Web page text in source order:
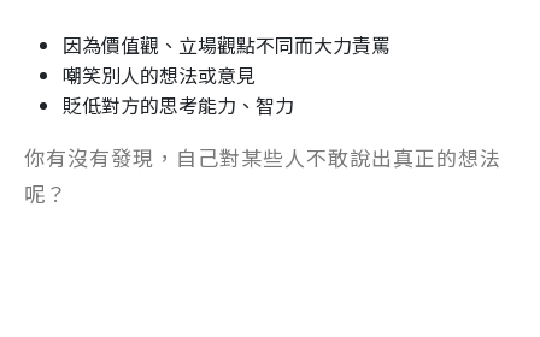
因為價值觀、立場觀點不同而大力責罵
嘲笑別人的想法或意見
貶低對方的思考能力、智力
你有沒有發現，自己對某些人不敢說出真正的想法
呢？